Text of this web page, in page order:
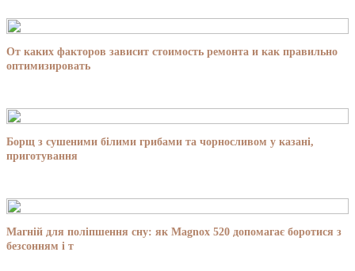
От каких факторов зависит стоимость ремонта и как правильно
оптимизировать
Борщ з сушеними білими грибами та чорносливом у казані,
приготування
Магній для поліпшення сну: як Magnox 520 допомагає боротися з
безсонням і т